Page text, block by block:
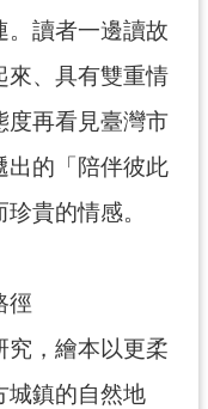
。讀者一邊讀故
來、具有雙重情
度再看見臺灣市
出的「陪伴彼此
貴的情感。
徑
究，繪本以更柔
城鎮的自然地